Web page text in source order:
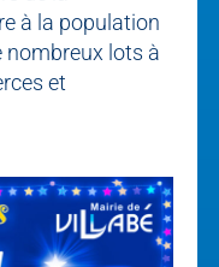
à la population
nombreux lots à
et